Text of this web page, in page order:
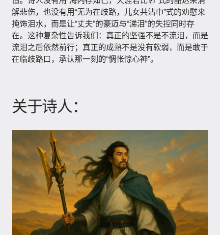
解悲伤，也没有用“无为在歧路，儿女共沾巾”式的劝慰来
掩饰泪水，而是让“丈夫”的豪迈与“涕泪”的失控同时存
在。这种复杂性告诉我们：真正的坚强不是不流泪，而是
流泪之后依然前行；真正的成熟不是没有软弱，而是敢于
在临歧路口，承认那一刻的“惆怅惊心神”。
关于诗人：